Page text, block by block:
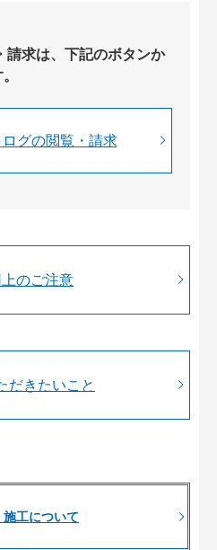
求は、下記のボタンか
グの閲覧・請求
のご注意
だきたいこと
工について